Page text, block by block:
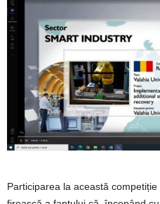
Participarea la această